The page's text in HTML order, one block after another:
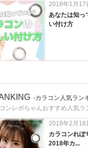
2018年1月17
あなたは知っ
い付け方
-カラコン人気ラン
ンレポちゃんおすすめ人気ラ
2018年2月16
カラコンれぽ
2018年カ...